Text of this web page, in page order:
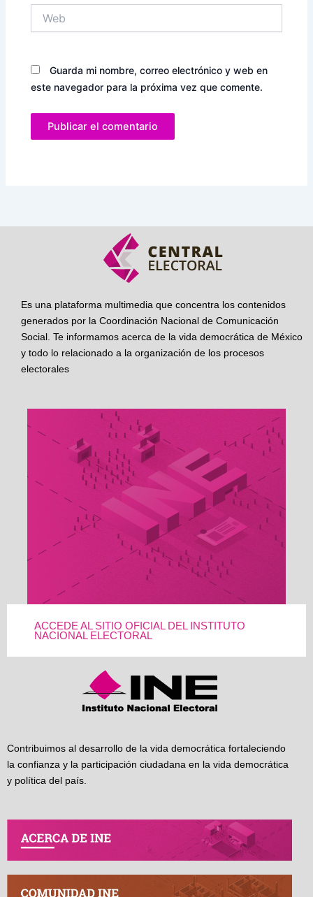
Guarda mi nombre, correo electrónico y web en
este navegador para la próxima vez que comente.
Es una plataforma multimedia que concentra los contenidos
generados por la Coordinación Nacional de Comunicación
Social. Te informamos acerca de la vida democrática de México
y todo lo relacionado a la organización de los procesos
electorales
ACCEDE AL SITIO OFICIAL DEL INSTITUTO
NACIONAL ELECTORAL
Contribuimos al desarrollo de la vida democrática fortaleciendo
la confianza y la participación ciudadana en la vida democrática
y política del país.